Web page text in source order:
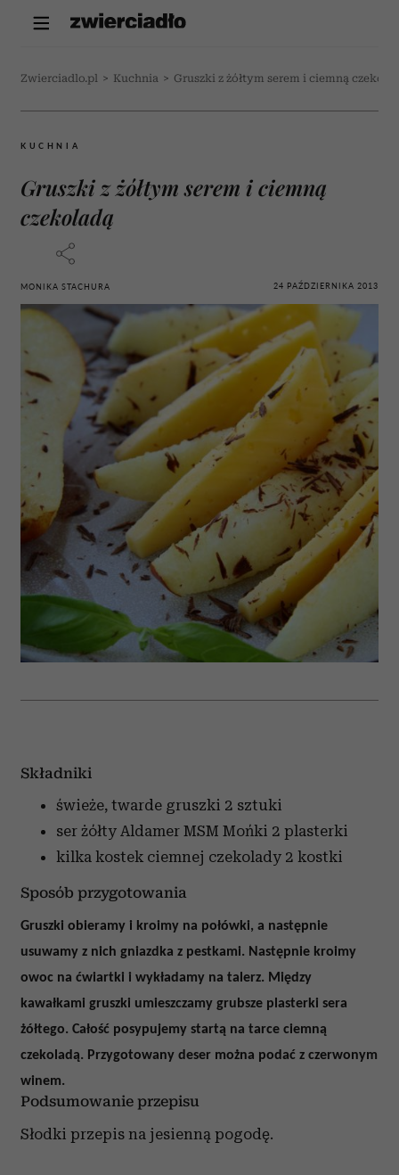
Zwierciadlo.pl > Kuchnia > Gruszki z żółtym serem i ciemną
KUCHNIA
Gruszki z żółtym serem i ciemną
czekoladą
MONIKA STACHURA 24 PAŹDZIERNIKA 2013
Składniki
świeże, twarde gruszki 2 sztuki
ser żółty Aldamer MSM Mońki 2 plasterki
kilka kostek ciemnej czekolady 2 kostki
Sposób przygotowania
Gruszki obieramy i kroimy na połówki, a następnie
usuwamy z nich gniazdka z pestkami. Następnie kroimy
owoc na ćwiartki i wykładamy na talerz. Między
kawałkami gruszki umieszczamy grubsze plasterki sera
żółtego. Całość posypujemy startą na tarce ciemną
czekoladą. Przygotowany deser można podać z czerwonym
winem.
Podsumowanie przepisu
Słodki przepis na jesienną pogodę.